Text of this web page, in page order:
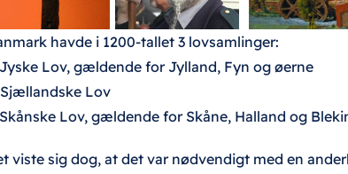
havde i 1200-tallet 3 lovsamlinger:
Lov, gældende for Jylland, Fyn og øerne
Lov
Lov, gældende for Skåne, Halland og
viste sig dog, at det var nødvendigt med en